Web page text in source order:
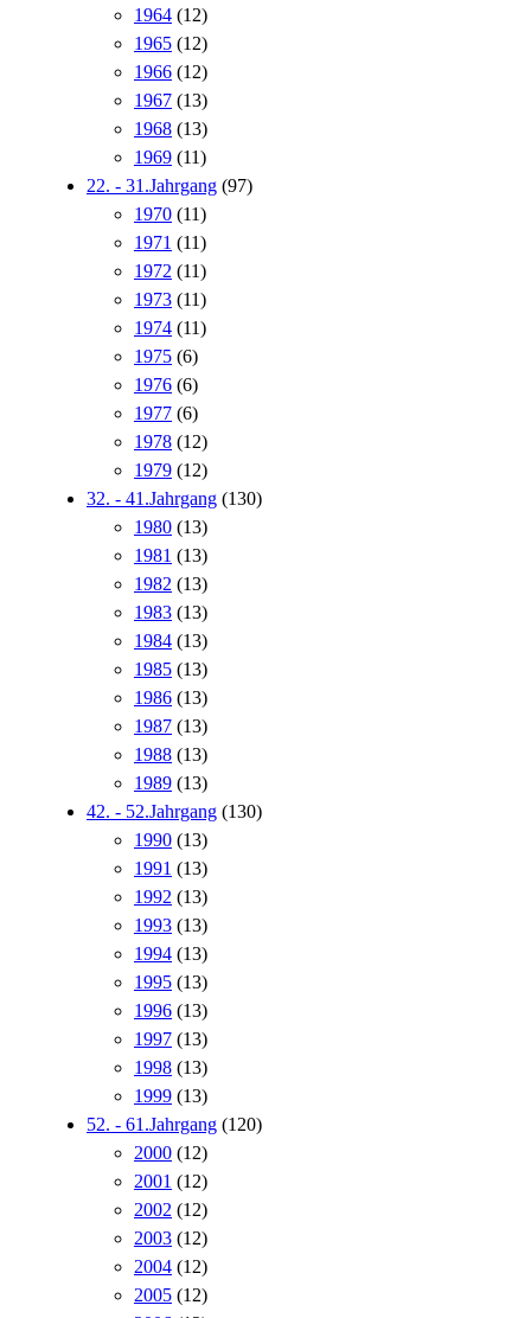
1964 (12)
1965 (12)
1966 (12)
1967 (13)
1968 (13)
1969 (11)
22. - 31.Jahrgang (97)
1970 (11)
1971 (11)
1972 (11)
1973 (11)
1974 (11)
1975 (6)
1976 (6)
1977 (6)
1978 (12)
1979 (12)
32. - 41.Jahrgang (130)
1980 (13)
1981 (13)
1982 (13)
1983 (13)
1984 (13)
1985 (13)
1986 (13)
1987 (13)
1988 (13)
1989 (13)
42. - 52.Jahrgang (130)
1990 (13)
1991 (13)
1992 (13)
1993 (13)
1994 (13)
1995 (13)
1996 (13)
1997 (13)
1998 (13)
1999 (13)
52. - 61.Jahrgang (120)
2000 (12)
2001 (12)
2002 (12)
2003 (12)
2004 (12)
2005 (12)